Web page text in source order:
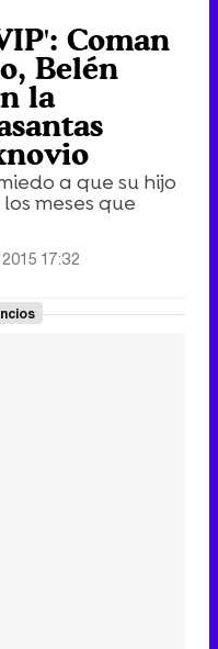
Coman
Belén
la
a que su hijo
meses que
17:32